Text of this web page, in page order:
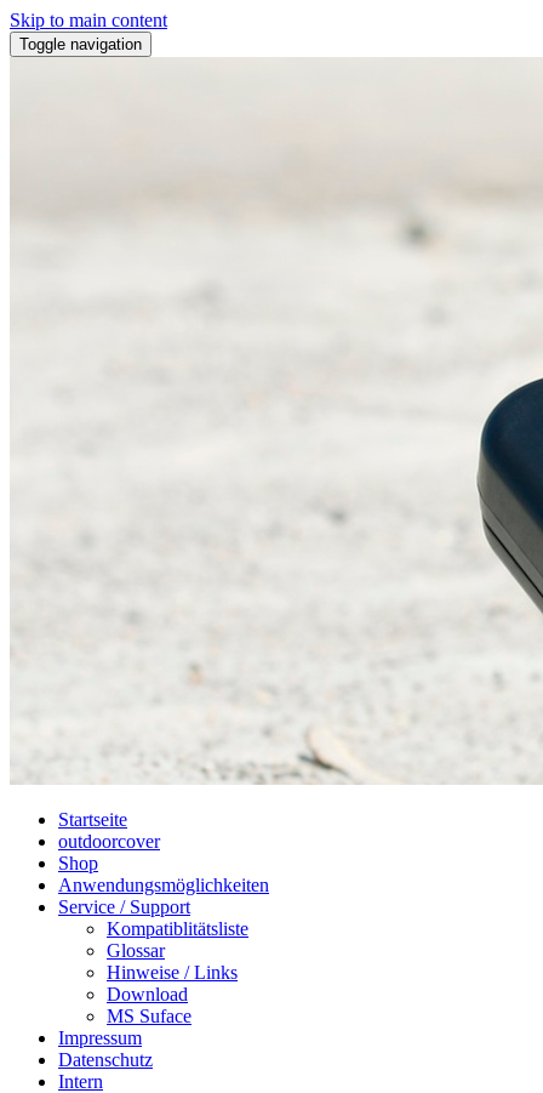
Skip to main content
Toggle navigation
Startseite
outdoorcover
Shop
Anwendungsmöglichkeiten
Service / Support
Kompatiblitätsliste
Glossar
Hinweise / Links
Download
MS Suface
Impressum
Datenschutz
Intern